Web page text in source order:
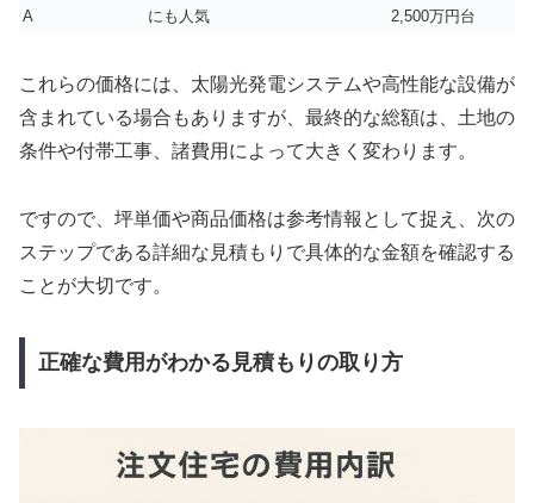
A
にも人気
2,500万円台
これらの価格には、太陽光発電システムや高性能な設備が
含まれている場合もありますが、最終的な総額は、土地の
条件や付帯工事、諸費用によって大きく変わります。
ですので、坪単価や商品価格は参考情報として捉え、次の
ステップである詳細な見積もりで具体的な金額を確認する
ことが大切です。
正確な費用がわかる見積もりの取り方